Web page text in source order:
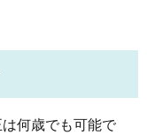
何歳でも可能で